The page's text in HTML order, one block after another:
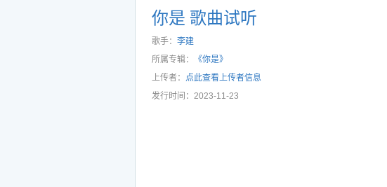
你是 歌曲试听
歌手： 李建
所属专辑：
《你是》
上传者： 点此查看上传者信息
发行时间：2023-11-23